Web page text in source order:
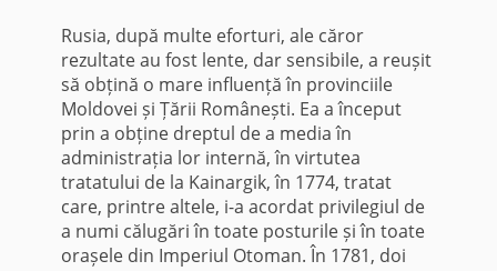
Rusia, după multe eforturi, ale căror
rezultate au fost lente, dar sensibile, a reușit
să obțină o mare influență în provinciile
Moldovei și Țării Românești. Ea a început
prin a obține dreptul de a media în
administrația lor internă, în virtutea
tratatului de la Kainargik, în 1774, tratat
care, printre altele, i-a acordat privilegiul de
a numi călugări în toate posturile și în toate
orașele din Imperiul Otoman. În 1781, doi